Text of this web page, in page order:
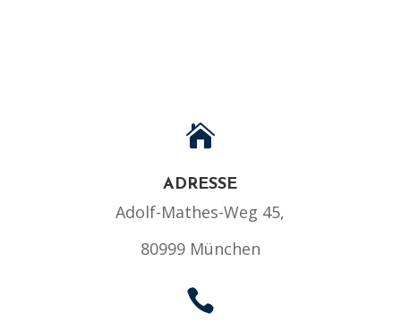

ADRESSE
Adolf-Mathes-Weg 45,
80999 München
